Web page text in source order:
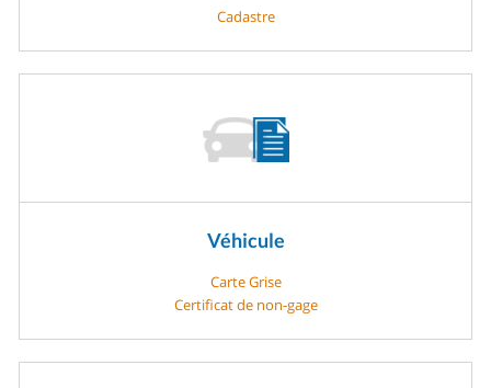
Cadastre
Véhicule
Carte Grise
Certificat de non-gage